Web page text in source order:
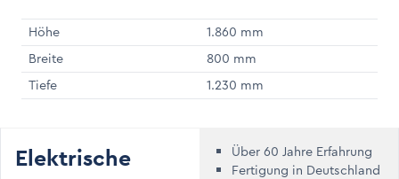
Höhe
1.860 mm
Breite
800 mm
Tiefe
1.230 mm
Elektrische
Über 60 Jahre Erfahrung
Fertigung in Deutschland